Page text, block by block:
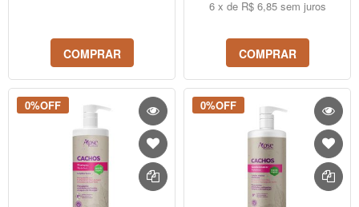
COMPRAR
6 x de R$ 6,85 sem juros
COMPRAR
0%OFF 0%OFF